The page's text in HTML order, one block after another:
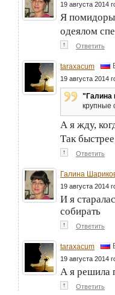
19 августа 2014
Я помидоры
одеялом
↑ Ответить
taraxacum
19 августа 2014
"Галина
крупные
А я жду,
Так
↑ Ответить
Галина
19 августа 2014
И я
собирать
↑ Ответить
taraxacum
19 августа 2014
А я решила
↑ Ответить